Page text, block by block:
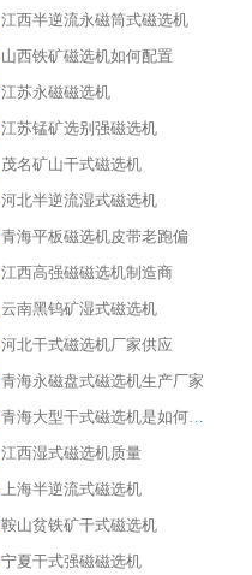
江西半逆流永磁筒式磁选机
山西铁矿磁选机如何配置
江苏永磁磁选机
江苏锰矿选别强磁选机
茂名矿山干式磁选机
河北半逆流湿式磁选机
青海平板磁选机皮带老跑偏
江西高强磁磁选机制造商
云南黑钨矿湿式磁选机
河北干式磁选机厂家供应
青海永磁盘式磁选机生产厂家
青海大型干式磁选机是如何选矿的
江西湿式磁选机质量
上海半逆流式磁选机
鞍山贫铁矿干式磁选机
宁夏干式强磁磁选机